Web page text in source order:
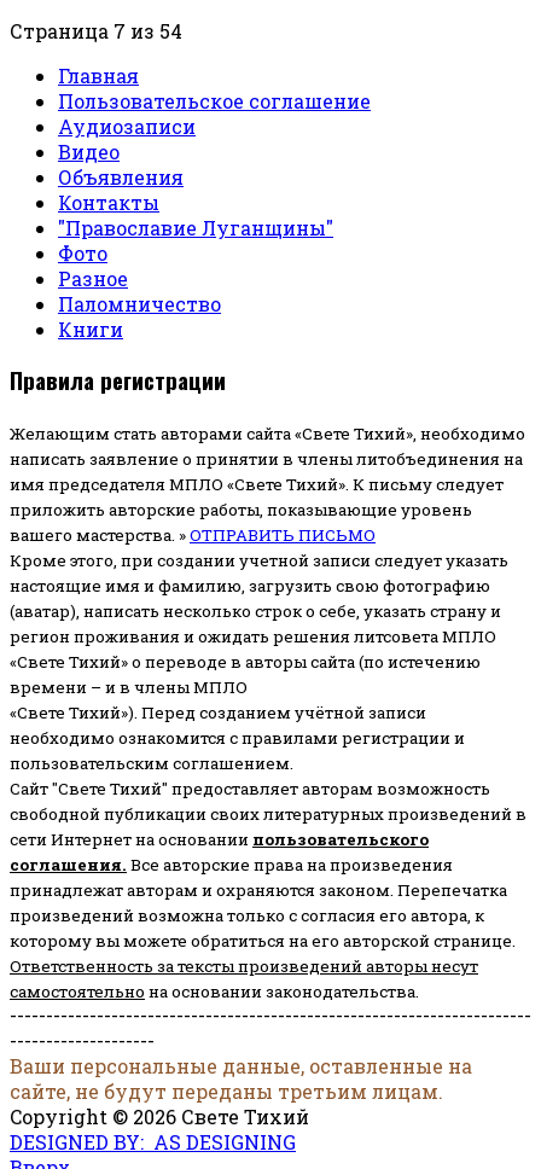
Страница 7 из 54
Главная
Пользовательское соглашение
Аудиозаписи
Видео
Объявления
Контакты
"Православие Луганщины"
Фото
Разное
Паломничество
Книги
Правила регистрации
Желающим стать авторами сайта «Свете Тихий», необходимо
написать заявление о принятии в члены литобъединения на
имя председателя МПЛО «Свете Тихий». К письму следует
приложить авторские работы, показывающие уровень
вашего мастерства. »ОТПРАВИТЬ ПИСЬМО
Кроме этого, при создании учетной записи следует указать
настоящие имя и фамилию, загрузить свою фотографию
(аватар), написать несколько строк о себе, указать страну и
регион проживания и ожидать решения литсовета МПЛО
«Свете Тихий» о переводе в авторы сайта (по истечению
времени – и в члены МПЛО
«Свете Тихий»). Перед созданием учётной записи
необходимо ознакомится с правилами регистрации и
пользовательским соглашением.
Сайт "Свете Тихий" предоставляет авторам возможность
свободной публикации своих литературных произведений в
сети Интернет на основании пользовательского
соглашения. Все авторские права на произведения
принадлежат авторам и охраняются законом. Перепечатка
произведений возможна только с согласия его автора, к
которому вы можете обратиться на его авторской странице.
Ответственность за тексты произведений авторы несут
самостоятельно на основании законодательства.
------------------------------------------------------------------------
--------------------
Ваши персональные данные, оставленные на
сайте, не будут переданы третьим лицам.
Copyright © 2026 Свете Тихий
DESIGNED BY: AS DESIGNING